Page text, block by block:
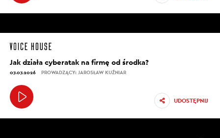
Jak działa cyberatak na firmę od środka?
07.07.2026 PROWADZĄCY: JAROSŁAW KUŹNIAR
UDOSTĘPNIJ